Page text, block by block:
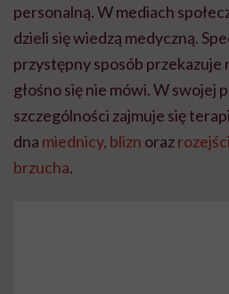
personalną. Wmediach
dzieli się wiedzą medyczną.
przystępny sposób przekazuje
głośno się nie mówi. W swojej
szczególności zajmuje się
dna miednicy, blizn oraz
brzucha.